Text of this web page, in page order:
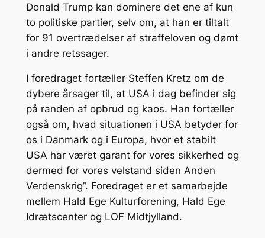
Donald Trump kan dominere det ene af kun
to politiske partier, selv om, at han er tiltalt
for 91 overtrædelser af straffeloven og dømt
i andre retssager.
I foredraget fortæller Steffen Kretz om de
dybere årsager til, at USA i dag befinder sig
på randen af opbrud og kaos. Han fortæller
også om, hvad situationen i USA betyder for
os i Danmark og i Europa, hvor et stabilt
USA har været garant for vores sikkerhed og
dermed for vores velstand siden Anden
Verdenskrig”. Foredraget er et samarbejde
mellem Hald Ege Kulturforening, Hald Ege
Idrætscenter og LOF Midtjylland.